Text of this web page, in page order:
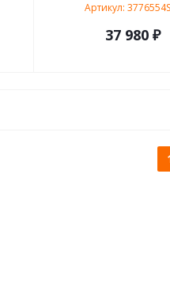
Артикул:
37 980 ₽